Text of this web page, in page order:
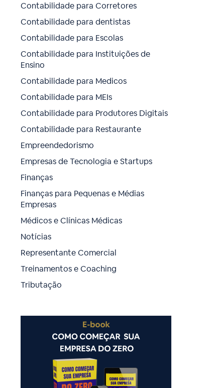
Contabilidade para Corretores
Contabilidade para dentistas
Contabilidade para Escolas
Contabilidade para Instituições de
Ensino
Contabilidade para Medicos
Contabilidade para MEIs
Contabilidade para Produtores Digitais
Contabilidade para Restaurante
Empreendedorismo
Empresas de Tecnologia e Startups
Finanças
Finanças para Pequenas e Médias
Empresas
Médicos e Clínicas Médicas
Notícias
Representante Comercial
Treinamentos e Coaching
Tributação